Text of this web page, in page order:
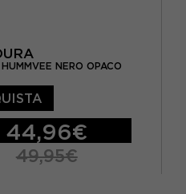
NERO OPACO
44,96€
49,95€